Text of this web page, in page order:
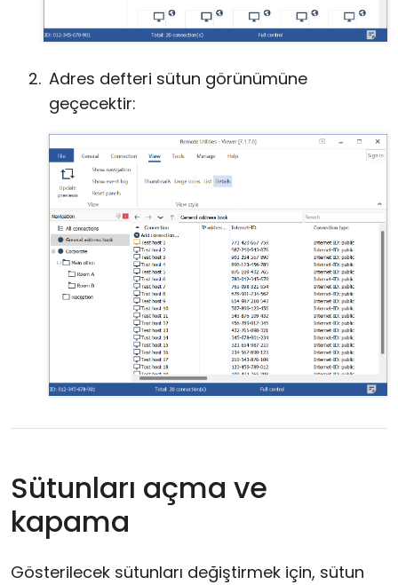
Adres defteri sütun görünümüne
geçecektir:
Sütunları açma ve
kapama
Gösterilecek sütunları değiştirmek için, sütun